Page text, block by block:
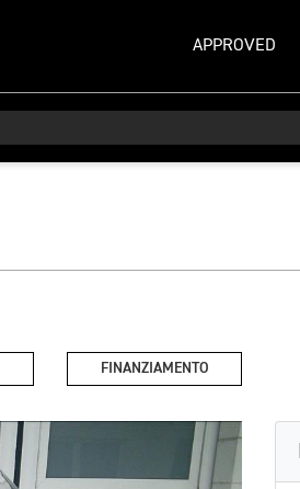
APPROVED
FINANZIAMENTO